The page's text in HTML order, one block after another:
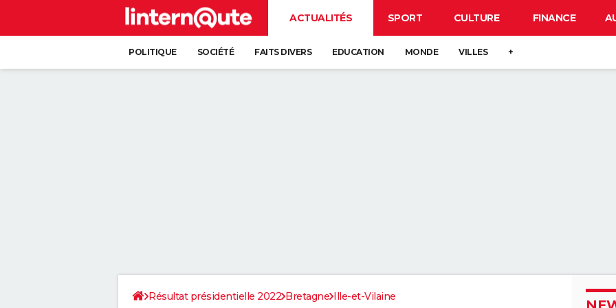
ACTUALITÉS SPORT CULTURE FINANCE
POLITIQUE SOCIÉTÉ FAITS DIVERS EDUCATION MONDE VILLES +
Résultat présidentielle 2022 Bretagne Ille-et-Vilaine